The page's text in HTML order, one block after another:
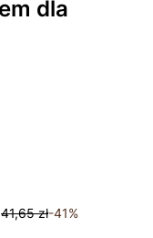
dla
41,65 zł-41%